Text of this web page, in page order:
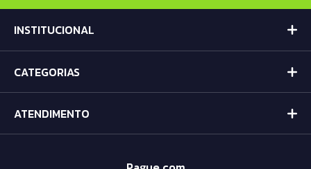
INSTITUCIONAL
CATEGORIAS
ATENDIMENTO